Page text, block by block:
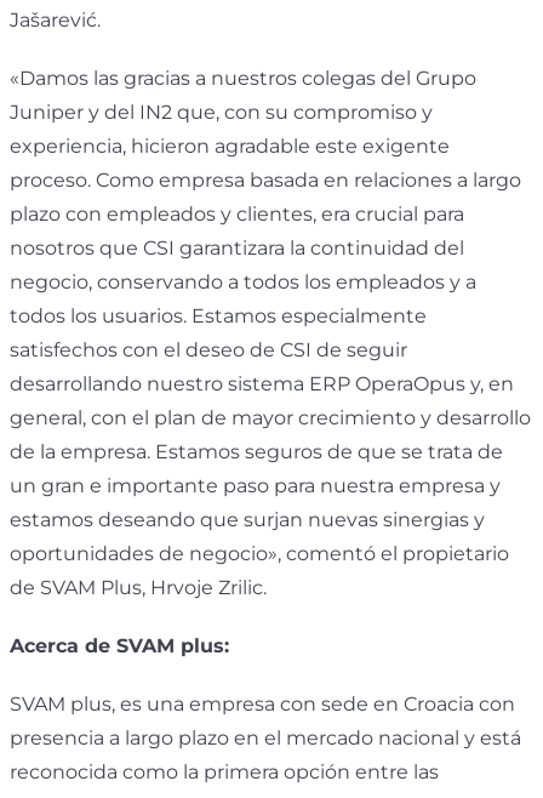
Jašarević.
«Damos las gracias a nuestros colegas del Grupo
Juniper y del IN2 que, con su compromiso y
experiencia, hicieron agradable este exigente
proceso. Como empresa basada en relaciones a largo
plazo con empleados y clientes, era crucial para
nosotros que CSI garantizara la continuidad del
negocio, conservando a todos los empleados y a
todos los usuarios. Estamos especialmente
satisfechos con el deseo de CSI de seguir
desarrollando nuestro sistema ERP OperaOpus y, en
general, con el plan de mayor crecimiento y desarrollo
de la empresa. Estamos seguros de que se trata de
un gran e importante paso para nuestra empresa y
estamos deseando que surjan nuevas sinergias y
oportunidades de negocio», comentó el propietario
de SVAM Plus, Hrvoje Zrilic.
Acerca de SVAM plus:
SVAM plus, es una empresa con sede en Croacia con
presencia a largo plazo en el mercado nacional y está
reconocida como la primera opción entre las